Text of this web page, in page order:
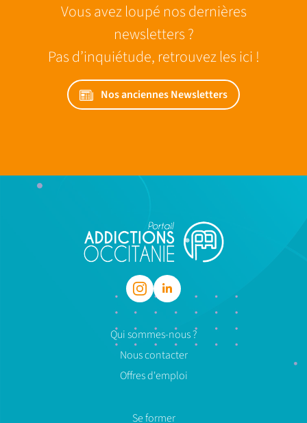
Vous avez loupé nos dernières
newsletters ?
Pas d’inquiétude, retrouvez les ici !
Nos anciennes Newsletters
Qui sommes-nous ?
Nous contacter
Offres d'emploi
Se former